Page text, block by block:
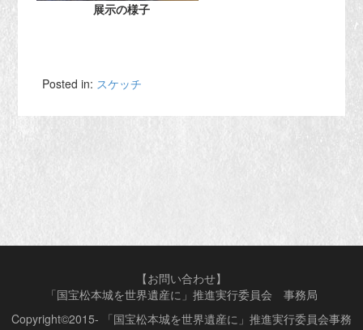
展示の様子
Posted in: スケッチ
【お問い合わせ】
「国宝松本城を世界遺産に」推進実行委員会 事務局
Copyright©2015- 「国宝松本城を世界遺産に」推進実行委員会事務